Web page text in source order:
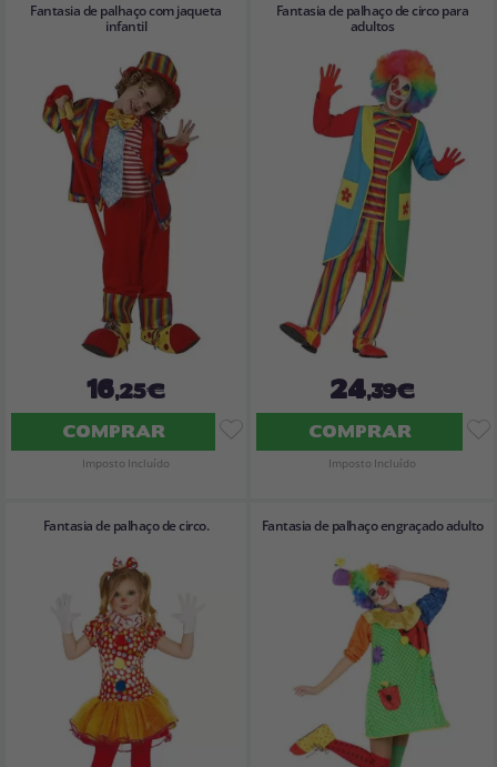
Fantasia de palhaço com jaqueta
infantil
16,25€
COMPRAR
Imposto Incluído
Fantasia de palhaço de circo para
adultos
24,39€
COMPRAR
Imposto Incluído
Fantasia de palhaço de circo. Fantasia de palhaço engraçado adulto